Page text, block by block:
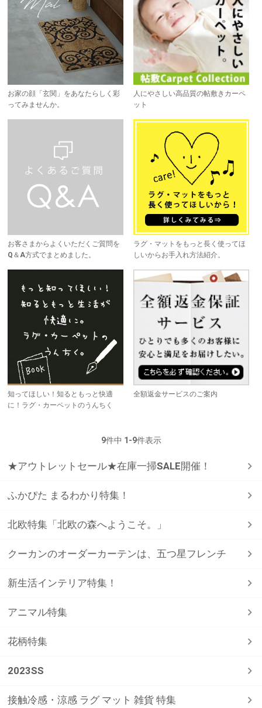
お家の顔「玄関」をあなたらしく彩
ってみませんか。
人にやさしい高品質の帖敷きカーペ
ット
お客さまからよくいただくご質問を
Q＆A方式でまとめました。
ラグ・マットをもっと長く使ってほ
しいからお手入れ方法紹介。
知ってほしい！知るともっと快適
に！ラグ・カーペットのうんちく
全額返金サービスのご案内
9件中 1-9件表示
★アウトレットセール★在庫一掃SALE開催！
ふかぴた まるわかり特集！
北欧特集「北欧の森へようこそ。」
クーカンのオーダーカーテンは、五つ星フレンチ
新生活インテリア特集！
アニマル特集
花柄特集
2023SS
接触冷感・涼感 ラグ マット 雑貨 特集